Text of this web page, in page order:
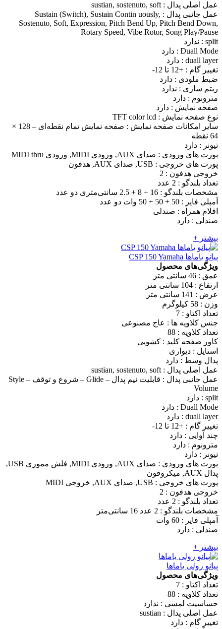
عمل اصلی پدال : sustian, sostenuto, soft
عمل جانبی پدال : Sustain (Switch), Sustain Contin uously,
Sostenuto, Soft, Expression, Pitch Bend Up, Pitch Bend Down,
Rotary Speed, Vibe Rotor, Song Play/Pause
split : ندارد
Duall Mode : دارد
duall layer : دارد
تغییر گام : +12 تا 12-
ضبط ملودی : دارد
ریتم سازی : ندارد
مترونوم : دارد
صفحه نمایش : دارد
نوع صفحه نمایش : TFT color lcd
سایر امکانات صفحه نمایش : صفحه نمایش تمام نقطه‌ای – 128 ×
64 نقطه
تیونر : دارد
پورت های ورودی : صدای AUX, ورودی MIDI, ورودی MIDI thru
پورت های خروجی : USB, صدای AUX, هدفون
خروجی هدفون : 2
تعداد بلندگو : 2 عدد
مشخصات بلندگو : 16 + 8 + 2.5 سانتی‌متری دو عدد
آمپلی فایر : 50 + 50 + 50 وات دو عدد
اقلام همراه : صندلی
صندلی : دارد
بیشتر +
پیانو یاماها CSP 150 Yamaha
ویژگی‌های محصول
عمق : 46 سانتی متر
ارتفاع : 104 سانتی متر
عرض : 141 سانتی متر
وزن : 58 کیلوگرم
تعداد اکتاو : 7
جنس کلاویه ها : عاج مصنوعی
تعداد کلاویه : 88
کاور صفحه کلید : کشویی
استایل : دیواری
پدال وسط : دارد
عمل اصلی پدال : sustian, sostenuto, soft
عمل جانبی پدال : قابلیت نیم پدال – Glide – شروع و توقف Style –
Volume
split : دارد
Duall Mode : دارد
duall layer : دارد
تغییر گام : +12 تا 12-
چند آوایی : دارد
مترونوم : دارد
تیونر : دارد
پورت های ورودی : صدای AUX, ورودی MIDI, فلش مموری USB,
پدال AUX, میکروفون
پورت های خروجی : USB, صدای AUX, خروجی MIDI
خروجی هدفون : 2
تعداد بلندگو : 2 عدد
مشخصات بلندگو : 2 عدد 16 سانتی‌متر
آمپلی فایر : 60 وات
صندلی : دارد
بیشتر +
پیانو رولی یاماها
ویژگی‌های محصول
تعداد اکتاو : 7
تعداد کلاویه : 88
حساسیت لمسی : ندارد
عمل اصلی پدال : sustian
تغییر گام : دارد